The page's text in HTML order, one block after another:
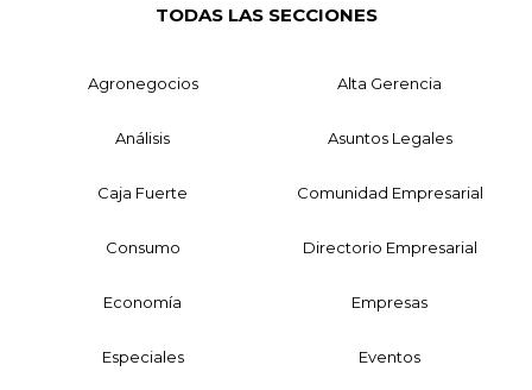
TODAS LAS SECCIONES
Agronegocios Alta Gerencia
Análisis Asuntos Legales
Caja Fuerte Comunidad Empresarial
Consumo Directorio Empresarial
Economía Empresas
Especiales Eventos